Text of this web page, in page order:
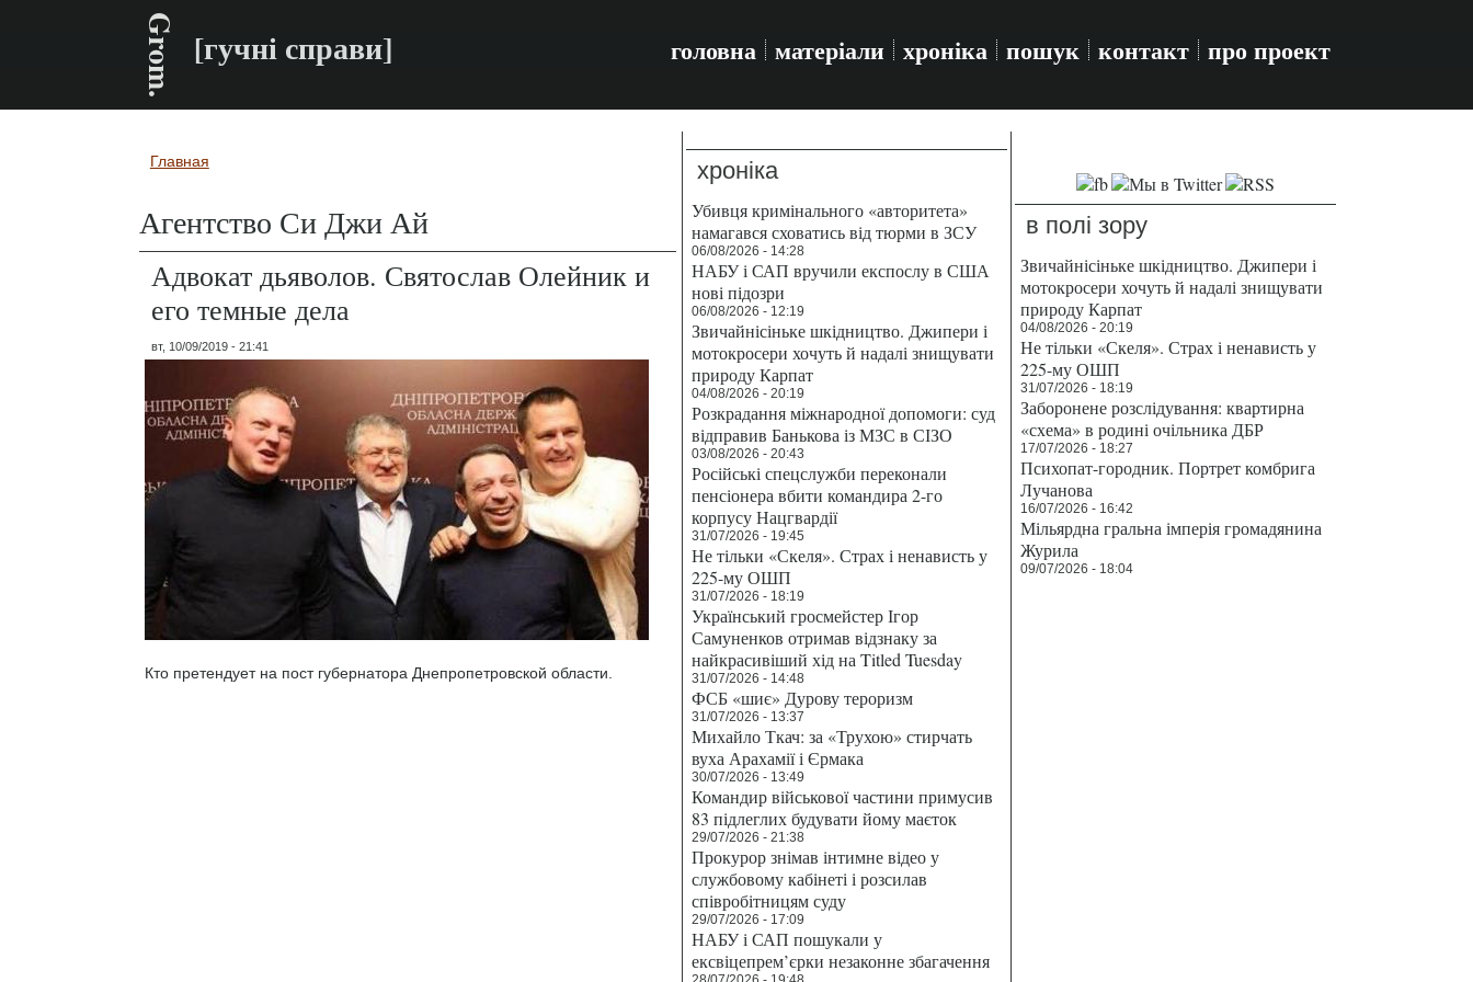
Grom. [гучні справи] головна матеріали хроніка пошук контакт про проект
Вы здесь
Главная
Агентство Си Джи Ай
Адвокат дьяволов. Святослав Олейник и
его темные дела
вт, 10/09/2019 - 21:41
Кто претендует на пост губернатора Днепропетровской области.
хроніка
Убивця кримінального «авторитета»
намагався сховатись від тюрми в ЗСУ
06/08/2026 - 14:28
НАБУ і САП вручили експослу в США
нові підозри
06/08/2026 - 12:19
Звичайнісіньке шкідництво. Джипери і
мотокросери хочуть й надалі знищувати
природу Карпат
04/08/2026 - 20:19
Розкрадання міжнародної допомоги: суд
відправив Банькова із МЗС в СІЗО
03/08/2026 - 20:43
Російські спецслужби переконали
пенсіонера вбити командира 2-го
корпусу Нацгвардії
31/07/2026 - 19:45
Не тільки «Скеля». Страх і ненависть у
225-му ОШП
31/07/2026 - 18:19
Український гросмейстер Ігор
Самуненков отримав відзнаку за
найкрасивіший хід на Titled Tuesday
31/07/2026 - 14:48
ФСБ «шиє» Дурову тероризм
31/07/2026 - 13:37
Михайло Ткач: за «Трухою» стирчать
вуха Арахамії і Єрмака
30/07/2026 - 13:49
Командир військової частини примусив
83 підлеглих будувати йому маєток
29/07/2026 - 21:38
Прокурор знімав інтимне відео у
службовому кабінеті і розсилав
співробітницям суду
29/07/2026 - 17:09
НАБУ і САП пошукали у
ексвіцепрем’єрки незаконне збагачення
в полі зору
Звичайнісіньке шкідництво. Джипери і
мотокросери хочуть й надалі знищувати
природу Карпат
04/08/2026 - 20:19
Не тільки «Скеля». Страх і ненависть у
225-му ОШП
31/07/2026 - 18:19
Заборонене розслідування: квартирна
«схема» в родині очільника ДБР
17/07/2026 - 18:27
Психопат-городник. Портрет комбрига
Лучанова
16/07/2026 - 16:42
Мільярдна гральна імперія громадянина
Журила
09/07/2026 - 18:04